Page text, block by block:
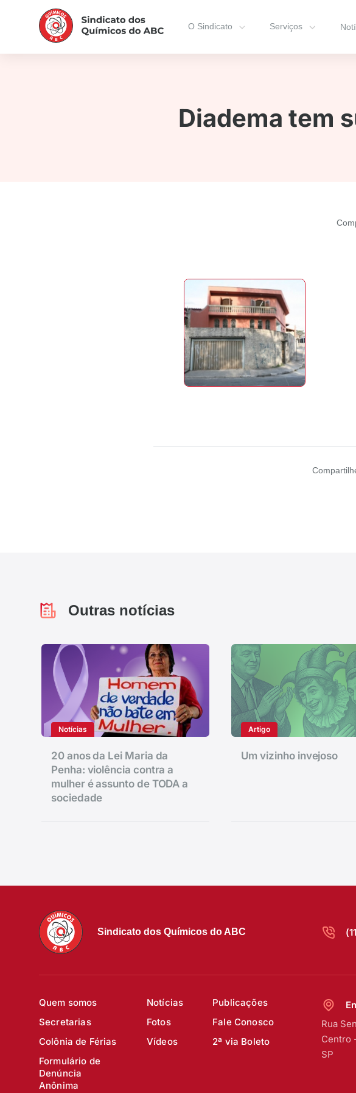
O Sindicato Serviços
Diadema tem
Outras notícias
Notícias
20 anos da Lei Maria da
Penha: violência contra a
mulher é assunto de TODA a
sociedade
Artigo
Um vizinho invejoso
Sindicato dos Químicos do ABC
Quem somos Notícias
Publicações
Secretarias
Fotos
Fale Conosco
Colônia de Férias
Vídeos
2ª via Boleto
Formulário de
Denúncia
Anônima
Rua
Centro
SP